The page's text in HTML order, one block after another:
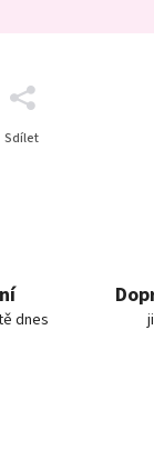
Sdílet
dnes